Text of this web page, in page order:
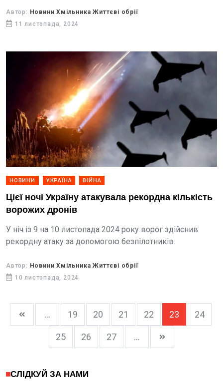
культури та охорони здоров'я.
Автор: Новини Хмільника Життєві обрії
11 листопада, 2024
НОВИНИ УКРАЇНА ВІЙНА
Цієї ночі Україну атакувала рекордна кількість
ворожих дронів
У ніч із 9 на 10 листопада 2024 року ворог здійснив
рекордну атаку за допомогою безпілотників.
Автор: Новини Хмільника Життєві обрії
10 листопада, 2024
... 19 20 21 22 23 24
25 26 27 ...
СЛІДКУЙ ЗА НАМИ